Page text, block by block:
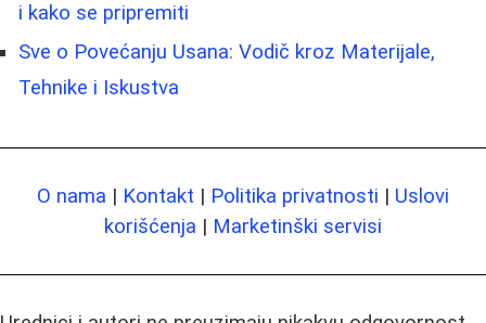
i kako se pripremiti
Sve o Povećanju Usana: Vodič kroz Materijale,
Tehnike i Iskustva
O nama | Kontakt | Politika privatnosti | Uslovi
korišćenja | Marketinški servisi